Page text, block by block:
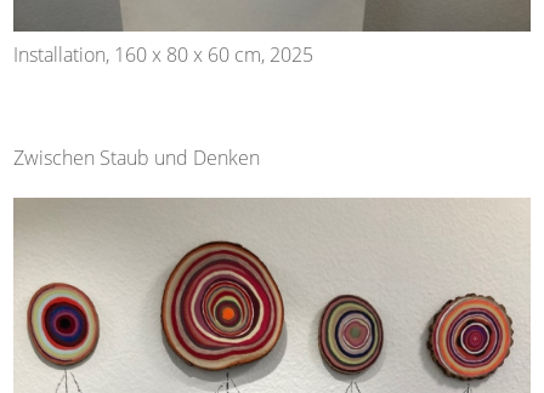
Installation, 160 x 80 x 60 cm, 2025
Zwischen Staub und Denken